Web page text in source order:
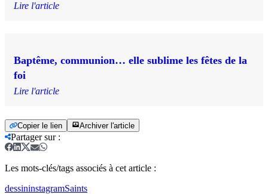
Lire l'article
Baptême, communion… elle sublime les fêtes de la
foi
Lire l'article
Copier le lien Archiver l'article
Partager sur:
Les mots-clés/tags associés à cet article :
dessininstagramSaints